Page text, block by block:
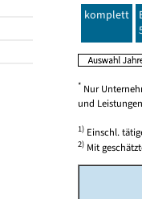
komplett
* Nur
und
1) Einschl.
2) Mit